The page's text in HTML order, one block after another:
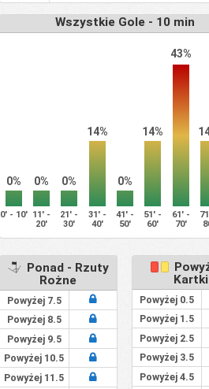
Wszystkie Gole - 10 min
0% 0% 0%
14%
0%
14%
43%
0' - 10' 11' -
20'
21' -
30'
31' -
40'
41' -
50'
51' -
60'
61' -
70'
Ponad - Rzuty
Rożne
Powyżej 7.5
Powyżej 8.5
Powyżej 9.5
Powyżej 10.5
Powyżej 11.5
Kartki
Powyżej 0.5
Powyżej 1.5
Powyżej 2.5
Powyżej 3.5
Powyżej 4.5